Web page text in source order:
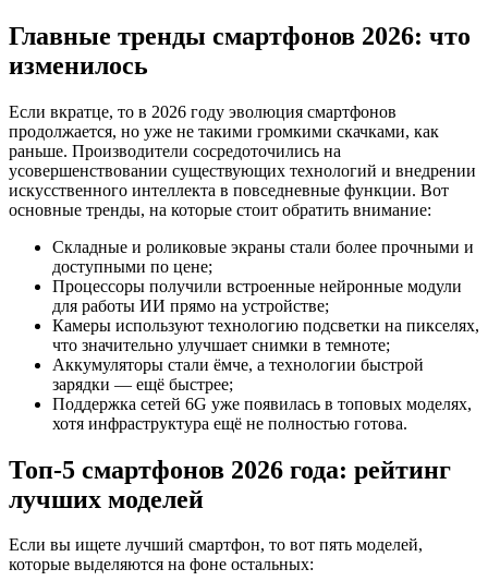
Главные тренды смартфонов 2026: что
изменилось
Если вкратце, то в 2026 году эволюция смартфонов
продолжается, но уже не такими громкими скачками, как
раньше. Производители сосредоточились на
усовершенствовании существующих технологий и внедрении
искусственного интеллекта в повседневные функции. Вот
основные тренды, на которые стоит обратить внимание:
Складные и роликовые экраны стали более прочными и
доступными по цене;
Процессоры получили встроенные нейронные модули
для работы ИИ прямо на устройстве;
Камеры используют технологию подсветки на пикселях,
что значительно улучшает снимки в темноте;
Аккумуляторы стали ёмче, а технологии быстрой
зарядки — ещё быстрее;
Поддержка сетей 6G уже появилась в топовых моделях,
хотя инфраструктура ещё не полностью готова.
Топ-5 смартфонов 2026 года: рейтинг
лучших моделей
Если вы ищете лучший смартфон, то вот пять моделей,
которые выделяются на фоне остальных: